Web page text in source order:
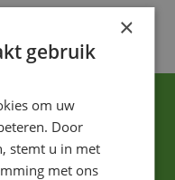
×
gebruik
om uw
Door
stemt u in met
met ons